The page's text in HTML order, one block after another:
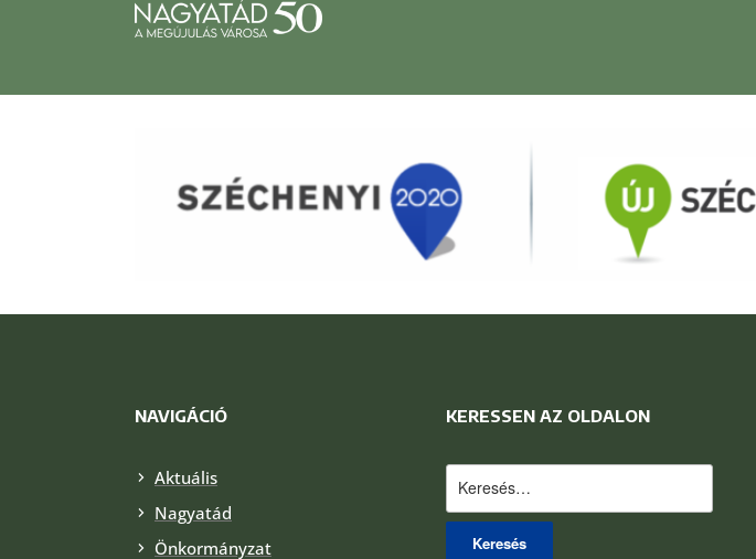
NAVIGÁCIÓ
Aktuális
Nagyatád
Önkormányzat
KERESSEN AZ OLDALON